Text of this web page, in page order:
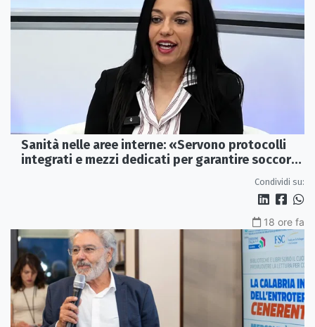
Sanità nelle aree interne: «Servono protocolli
integrati e mezzi dedicati per garantire soccorsi
Condividi su:
18 ore fa